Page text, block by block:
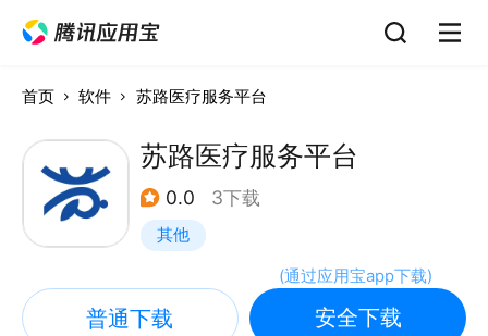
首页 软件 苏路医疗服务平台
苏路医疗服务平台
0.0 3下载
其他
(通过应用宝app下载)
普通下载 安全下载